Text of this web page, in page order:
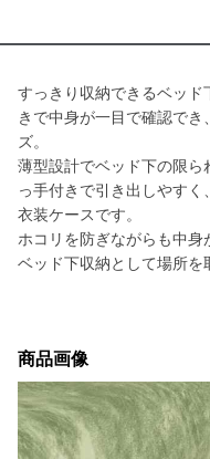
すっきり収納できるベッ
きで中身が一目で確認で
ズ。
薄型設計でベッド下の限ら
っ手付きで引き出しやす
衣装ケースです。
ホコリを防ぎながらも中身
ベッド下収納として場所を
商品画像